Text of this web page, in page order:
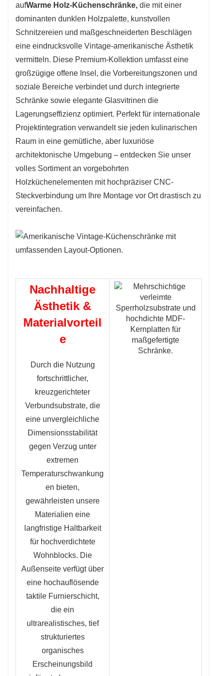
natürlicher Holzmaserung in warmen
HolztönenQuarz- oder Sinterstein-Arbeitsplatte
für makellose Fleckenbeständigkeit.
aufWarme Holz-Küchenschränke, die mit einer
dominanten dunklen Holzpalette, kunstvollen
Schnitzereien und maßgeschneiderten Beschlägen
eine eindrucksvolle Vintage-amerikanische Ästhetik
vermitteln. Diese Premium-Kollektion umfasst eine
großzügige offene Insel, die Vorbereitungszonen und
soziale Bereiche verbindet und durch integrierte
Schränke sowie elegante Glasvitrinen die
Lagerungseffizienz optimiert. Perfekt für internationale
Projektintegration verwandelt sie jeden kulinarischen
Raum in eine gemütliche, aber luxuriöse
architektonische Umgebung – entdecken Sie unser
volles Sortiment an vorgebohrten
Holzküchenelementen mit hochpräziser CNC-
Steckverbindung um Ihre Montage vor Ort drastisch zu
vereinfachen.
Nachhaltige
Ästhetik &
Materialvorteil
e
Durch die Nutzung
fortschrittlicher,
kreuzgerichteter
Verbundsubstrate, die
eine unvergleichliche
Dimensionsstabilität
gegen Verzug unter
extremen
Temperaturschwankung
en bieten,
gewährleisten unsere
Materialien eine
langfristige Haltbarkeit
für hochverdichtete
Wohnblocks. Die
Außenseite verfügt über
eine hochauflösende
taktile Furnierschicht,
die ein
ultrarealistisches, tief
strukturiertes
organisches
Erscheinungsbild